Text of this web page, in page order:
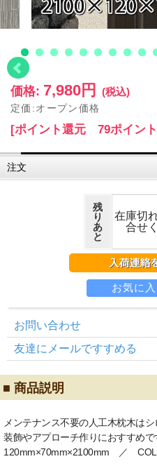
価格: 7,980円 (税込)
定価:オープン価格
[ポイント還元 79ポイン
注文
残
り
あ
と
在庫切
合せ
お問い合わせ
友達にメールですすめる
■ 商品説明
メンテナンス不要の人工木枕木は
装飾やアプローチ作りにおすすめで
120mm×70mm×2100mm ／ COL